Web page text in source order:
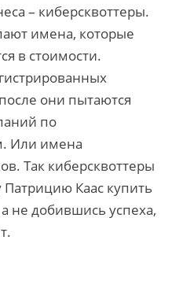
– киберсквоттеры.
имена, которые
в стоимости.
они пытаются
по
Или имена
Так киберсквоттеры
Каас купить
не добившись успеха,